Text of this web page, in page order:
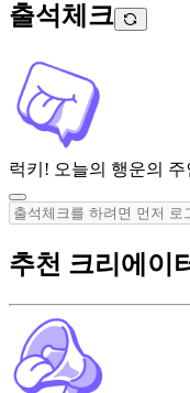
출석체크
럭키! 오늘의 행운의 주
추천 크리에이